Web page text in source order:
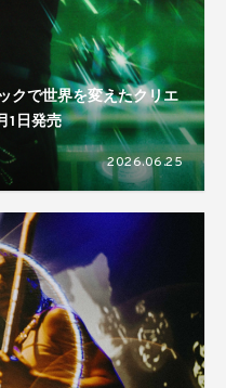
クで世界を変えたクリエ
1日発売
2026.06.25